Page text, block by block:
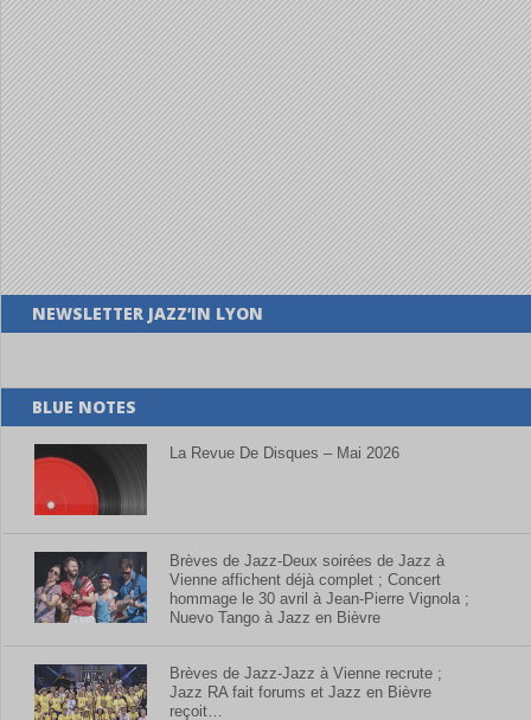
NEWSLETTER JAZZ’IN LYON
BLUE NOTES
La Revue De Disques – Mai 2026
Brèves de Jazz-Deux soirées de Jazz à
Vienne affichent déjà complet ; Concert
hommage le 30 avril à Jean-Pierre Vignola ;
Nuevo Tango à Jazz en Bièvre
Brèves de Jazz-Jazz à Vienne recrute ;
Jazz RA fait forums et Jazz en Bièvre
reçoit…